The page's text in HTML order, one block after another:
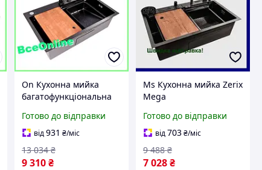
On Кухонна мийка
багатофункціональна
змішувачем для миття
посуду та овочів з нер
Готово до відправки
від931 ₴/міс
9 310 ₴
13 034 ₴
Ms Кухонна мийка Zerix
Mega
інтегрованим
змішувачем чорна для
зручності миття по
Готово до відправки
від703₴/міс
7 028₴
9 488 ₴